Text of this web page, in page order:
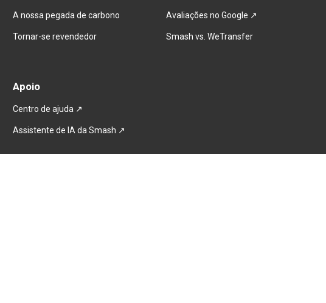
A nossa pegada de carbono
Tornar-se revendedor
Apoio
Centro de ajuda ↗
Assistente de IA da Smash ↗
Avaliações no Google ↗
Smash vs. WeTransfer